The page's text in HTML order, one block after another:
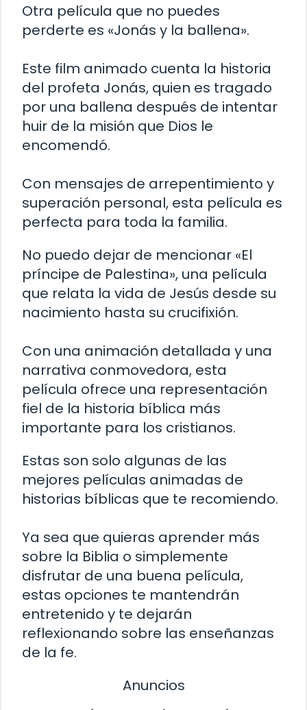
Otra película que no puedes
perderte es «Jonás y la ballena».
Este film animado cuenta la historia
del profeta Jonás, quien es tragado
por una ballena después de intentar
huir de la misión que Dios le
encomendó.
Con mensajes de arrepentimiento y
superación personal, esta película es
perfecta para toda la familia.
No puedo dejar de mencionar «El
príncipe de Palestina», una película
que relata la vida de Jesús desde su
nacimiento hasta su crucifixión.
Con una animación detallada y una
narrativa conmovedora, esta
película ofrece una representación
fiel de la historia bíblica más
importante para los cristianos.
Estas son solo algunas de las
mejores películas animadas de
historias bíblicas que te recomiendo.
Ya sea que quieras aprender más
sobre la Biblia o simplemente
disfrutar de una buena película,
estas opciones te mantendrán
entretenido y te dejarán
reflexionando sobre las enseñanzas
de la fe.
Anuncios